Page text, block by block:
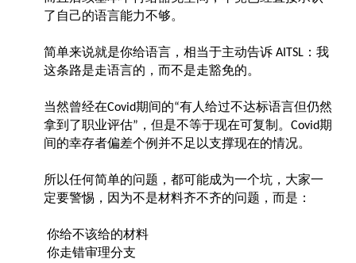
了自己的语言能力不够。
简单来说就是你给语言，相当于主动告诉 AITSL ：我
这条路是走语言的，而不是走豁免的。
当然曾经在Covid期间的“有人给过不达标语言但仍然
拿到了职业评估” ，但是不等于现在可复制。 Covid期
间的幸存者偏差个例并不足以支撑现在的情况。
所以任何简单的问题，都可能成为一个坑，大家一
定要警惕，因为不是材料齐不齐的问题，而是：
你给不该给的材料
你走错审理分支